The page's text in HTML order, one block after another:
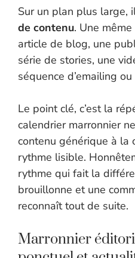
Sur un plan plus large,
de contenu. Une
article de blog, une
série de stories, une
séquence d’emailing
Le point clé, c’est la
calendrier marronnier
contenu générique à la
rythme lisible.
rythme qui fait la
brouillonne et une
reconnaît tout de suite.
Marronnier